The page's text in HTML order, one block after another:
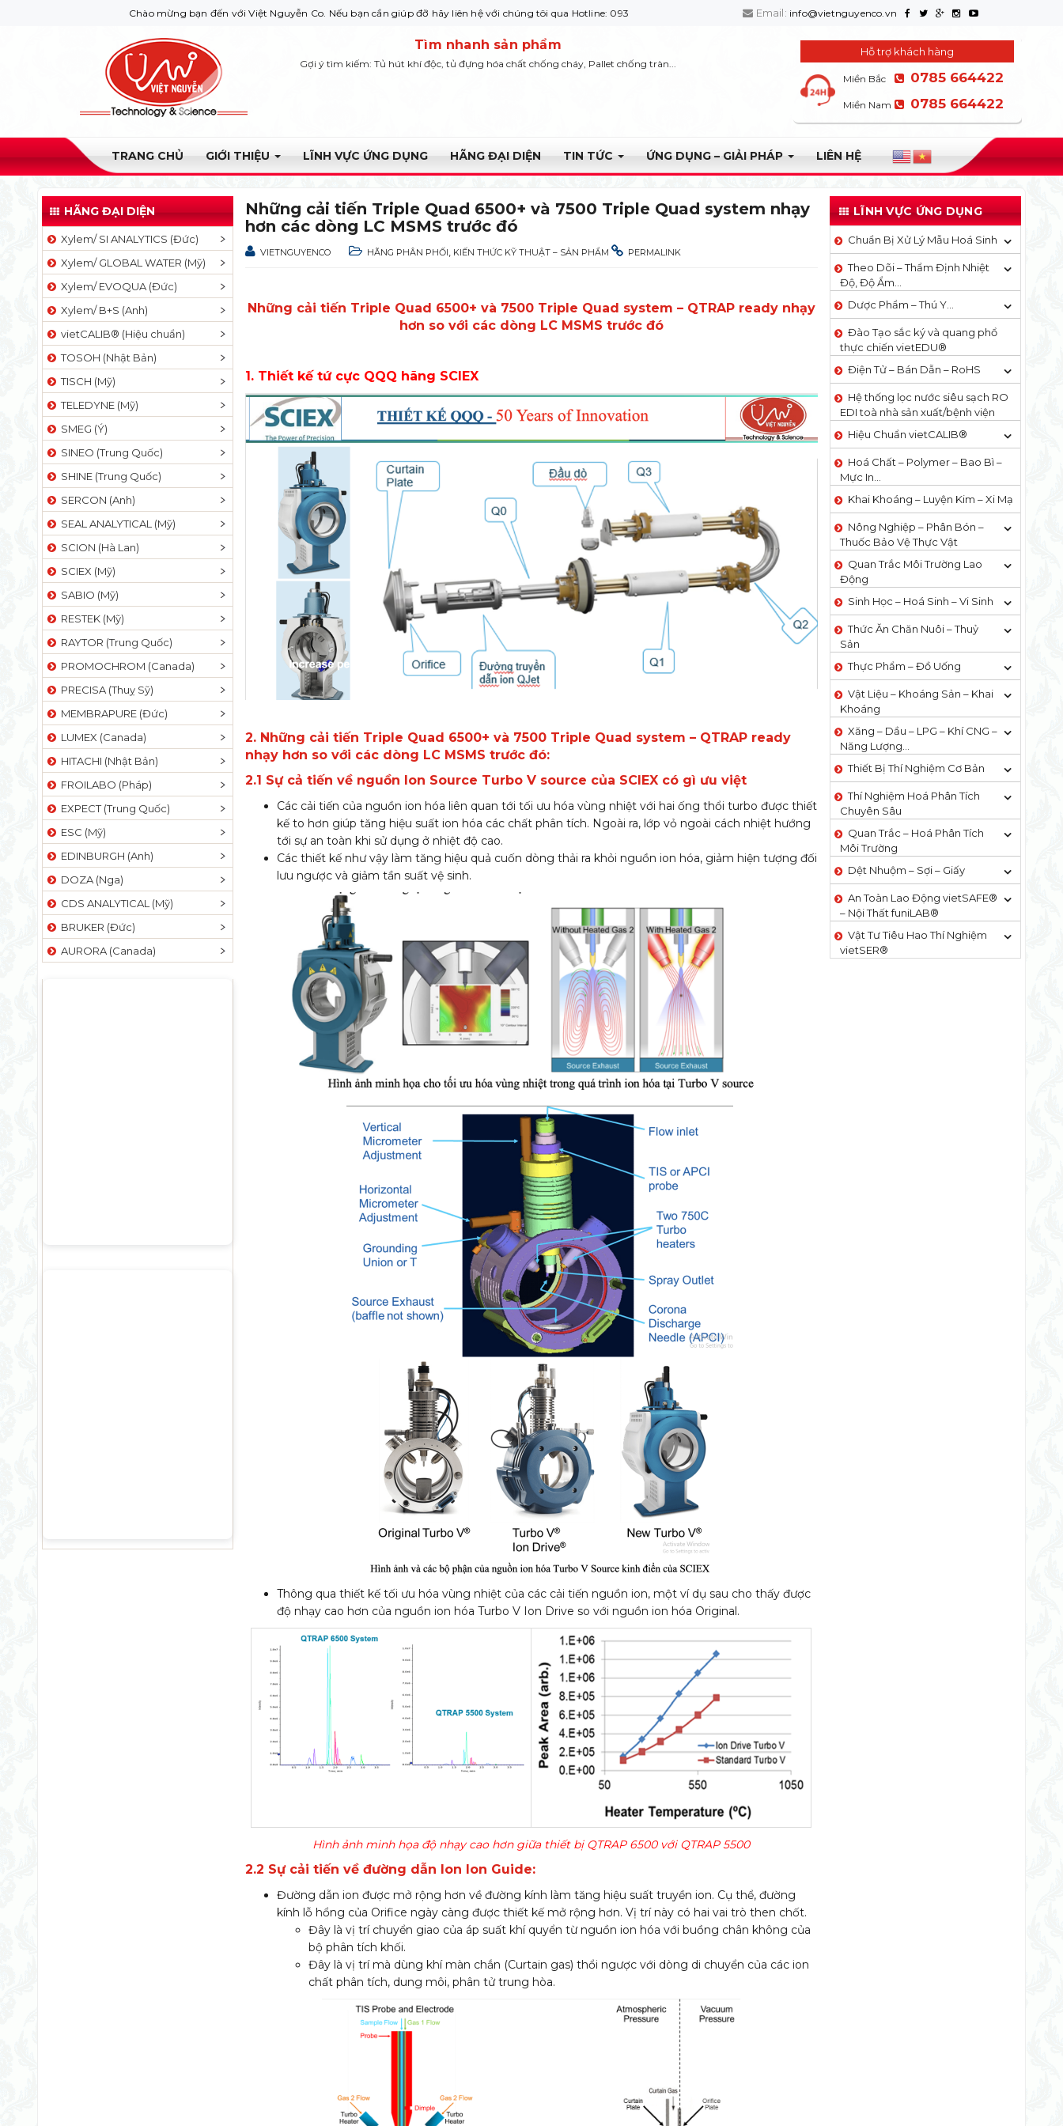
Chào mừng bạn đến với Việt Nguyễn Co. Nếu bạn cần giúp đỡ hãy liên hệ với chúng tôi qua Hotline: 0932 664422 Email: info@vietnguyenco.vn
Tìm nhanh sản phẩm
Gợi ý tìm kiếm: Tủ hút khí độc, tủ đựng hóa chất chống cháy, Pallet chống tràn...
Hỗ trợ khách hàng
Miền Bắc 0785 664422
Miền Nam 0785 664422
TRANG CHỦ GIỚI THIỆU LĨNH VỰC ỨNG DỤNG HÃNG ĐẠI DIỆN TIN TỨC ỨNG DỤNG – GIẢI PHÁP LIÊN HỆ
HÃNG ĐẠI DIỆN
Xylem/ SI ANALYTICS (Đức)
Xylem/ GLOBAL WATER (Mỹ)
Xylem/ EVOQUA (Đức)
Xylem/ B+S (Anh)
vietCALIB® (Hiệu chuẩn)
TOSOH (Nhật Bản)
TISCH (Mỹ)
TELEDYNE (Mỹ)
SMEG (Ý)
SINEO (Trung Quốc)
SHINE (Trung Quốc)
SERCON (Anh)
SEAL ANALYTICAL (Mỹ)
SCION (Hà Lan)
SCIEX (Mỹ)
SABIO (Mỹ)
RESTEK (Mỹ)
RAYTOR (Trung Quốc)
PROMOCHROM (Canada)
PRECISA (Thuỵ Sỹ)
MEMBRAPURE (Đức)
LUMEX (Canada)
HITACHI (Nhật Bản)
FROILABO (Pháp)
EXPECT (Trung Quốc)
ESC (Mỹ)
EDINBURGH (Anh)
DOZA (Nga)
CDS ANALYTICAL (Mỹ)
BRUKER (Đức)
AURORA (Canada)
Những cải tiến Triple Quad 6500+ và 7500 Triple Quad system nhạy
hơn các dòng LC MSMS trước đó
VIETNGUYENCO HÃNG PHÂN PHỐI KIẾN THỨC KỸ THUẬT – SẢN PHẨM PERMALINK
Những cải tiến Triple Quad 6500+ và 7500 Triple Quad system – QTRAP ready nhạy
hơn so với các dòng LC MSMS trước đó
1. Thiết kế tứ cực QQQ hãng SCIEX
2. Những cải tiến Triple Quad 6500+ và 7500 Triple Quad system – QTRAP ready
nhạy hơn so với các dòng LC MSMS trước đó:
2.1 Sự cả tiến về nguồn Ion Source Turbo V source của SCIEX có gì ưu việt
Các cải tiến của nguồn ion hóa liên quan tới tối ưu hóa vùng nhiệt với hai ống thổi turbo được thiết
kế to hơn giúp tăng hiệu suất ion hóa các chất phân tích. Ngoài ra, lớp vỏ ngoài cách nhiệt hướng
tới sự an toàn khi sử dụng ở nhiệt độ cao.
Các thiết kế như vậy làm tăng hiệu quả cuốn dòng thải ra khỏi nguồn ion hóa, giảm hiện tượng đối
lưu ngược và giảm tần suất vệ sinh.
Thông qua thiết kế tối ưu hóa vùng nhiệt của các cải tiến nguồn ion, một ví dụ sau cho thấy được
độ nhạy cao hơn của nguồn ion hóa Turbo V Ion Drive so với nguồn ion hóa Original.
Hình ảnh minh họa độ nhạy cao hơn giữa thiết bị QTRAP 6500 với QTRAP 5500
2.2 Sự cải tiến về đường dẫn Ion Ion Guide:
Đường dẫn ion được mở rộng hơn về đường kính làm tăng hiệu suất truyền ion. Cụ thể, đường
kính lỗ hổng của Orifice ngày càng được thiết kế mở rộng hơn. Vị trí này có hai vai trò then chốt.
Đây là vị trí chuyển giao của áp suất khí quyển từ nguồn ion hóa với buồng chân không của
bộ phân tích khối.
Đây là vị trí mà dùng khí màn chắn (Curtain gas) thổi ngược với dòng di chuyển của các ion
chất phân tích, dung môi, phân tử trung hòa.
LĨNH VỰC ỨNG DỤNG
Chuẩn Bị Xử Lý Mẫu Hoá Sinh
Theo Dõi – Thẩm Định Nhiệt
Độ, Độ Ẩm…
Dược Phẩm – Thú Y…
Đào Tạo sắc ký và quang phổ
thực chiến vietEDU®
Điện Tử – Bán Dẫn – RoHS
Hệ thống lọc nước siêu sạch RO
EDI​​ toà nhà sản xuất/bệnh viện
Hiệu Chuẩn vietCALIB®
Hoá Chất – Polymer – Bao Bì –
Mực In…
Khai Khoáng – Luyện Kim – Xi Mạ
Nông Nghiệp – Phân Bón –
Thuốc Bảo Vệ Thực Vật
Quan Trắc Môi Trường Lao
Động
Sinh Học – Hoá Sinh – Vi Sinh
Thức Ăn Chăn Nuôi – Thuỷ
Sản
Thực Phẩm – Đồ Uống
Vật Liệu – Khoáng Sản – Khai
Khoáng
Xăng – Dầu – LPG – Khí CNG –
Năng Lượng…
Thiết Bị Thí Nghiệm Cơ Bản
Thí Nghiệm Hoá Phân Tích
Chuyên Sâu
Quan Trắc – Hoá Phân Tích
Môi Trường
Dệt Nhuộm – Sợi – Giấy
An Toàn Lao Động vietSAFE®
– Nội Thất funiLAB®
Vật Tư Tiêu Hao Thí Nghiệm
vietSER®